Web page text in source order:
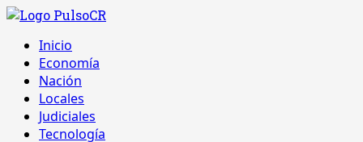
Saltar
contenido
Menú
principal
Inicio
Economía
Nación
Locales
Judiciales
Tecnología